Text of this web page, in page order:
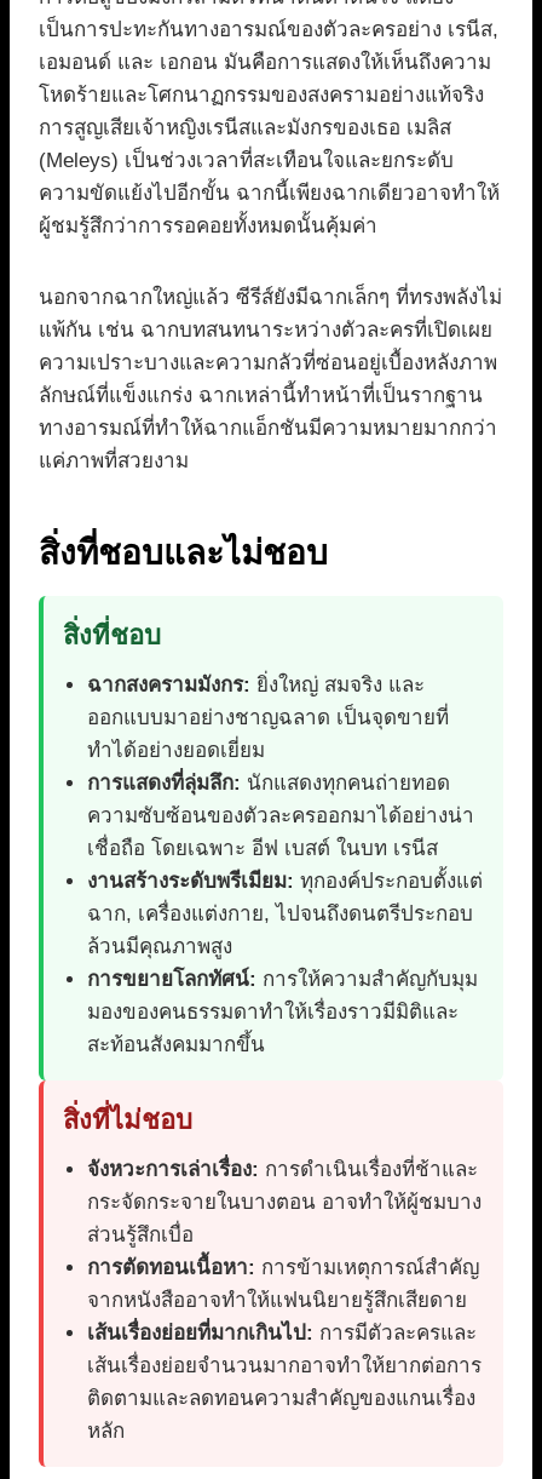
เป็นการปะทะกันทางอารมณ์ของตัวละครอย่าง เรนีส,
เอมอนด์ และ เอกอน มันคือการแสดงให้เห็นถึงความ
โหดร้ายและโศกนาฏกรรมของสงครามอย่างแท้จริง
การสูญเสียเจ้าหญิงเรนีสและมังกรของเธอ เมลิส
(Meleys) เป็นช่วงเวลาที่สะเทือนใจและยกระดับ
ความขัดแย้งไปอีกขั้น ฉากนี้เพียงฉากเดียวอาจทำให้
ผู้ชมรู้สึกว่าการรอคอยทั้งหมดนั้นคุ้มค่า
นอกจากฉากใหญ่แล้ว ซีรีส์ยังมีฉากเล็กๆ ที่ทรงพลังไม่
แพ้กัน เช่น ฉากบทสนทนาระหว่างตัวละครที่เปิดเผย
ความเปราะบางและความกลัวที่ซ่อนอยู่เบื้องหลังภาพ
ลักษณ์ที่แข็งแกร่ง ฉากเหล่านี้ทำหน้าที่เป็นรากฐาน
ทางอารมณ์ที่ทำให้ฉากแอ็กชันมีความหมายมากกว่า
แค่ภาพที่สวยงาม
สิ่งที่ชอบและไม่ชอบ
สิ่งที่ชอบ
ฉากสงครามมังกร: ยิ่งใหญ่ สมจริง และ
ออกแบบมาอย่างชาญฉลาด เป็นจุดขายที่
ทำได้อย่างยอดเยี่ยม
การแสดงที่ลุ่มลึก: นักแสดงทุกคนถ่ายทอด
ความซับซ้อนของตัวละครออกมาได้อย่างน่า
เชื่อถือ โดยเฉพาะ อีฟ เบสต์ ในบท เรนีส
งานสร้างระดับพรีเมียม: ทุกองค์ประกอบตั้งแต่
ฉาก, เครื่องแต่งกาย, ไปจนถึงดนตรีประกอบ
ล้วนมีคุณภาพสูง
การขยายโลกทัศน์: การให้ความสำคัญกับมุม
มองของคนธรรมดาทำให้เรื่องราวมีมิติและ
สะท้อนสังคมมากขึ้น
สิ่งที่ไม่ชอบ
จังหวะการเล่าเรื่อง: การดำเนินเรื่องที่ช้าและ
กระจัดกระจายในบางตอน อาจทำให้ผู้ชมบาง
ส่วนรู้สึกเบื่อ
การตัดทอนเนื้อหา: การข้ามเหตุการณ์สำคัญ
จากหนังสืออาจทำให้แฟนนิยายรู้สึกเสียดาย
เส้นเรื่องย่อยที่มากเกินไป: การมีตัวละครและ
เส้นเรื่องย่อยจำนวนมากอาจทำให้ยากต่อการ
ติดตามและลดทอนความสำคัญของแกนเรื่อง
หลัก